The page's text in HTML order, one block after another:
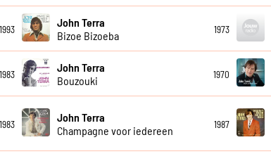
1993
John Terra
Bizoe Bizoeba
1973
1983
John Terra
Bouzouki
1970
1983
John Terra
Champagne voor iedereen
1987